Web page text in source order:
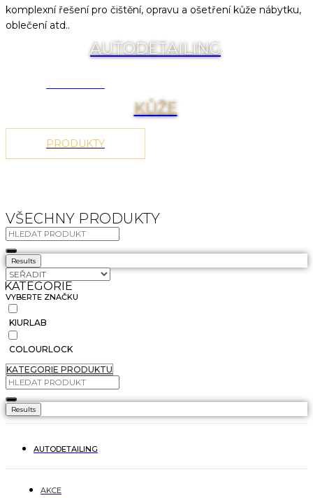
komplexní řešení pro čištění, opravu a ošetření kůže nábytku,
oblečení atd..
AUTODETAILING
KŮŽE
PRODUKTY
VŠECHNY PRODUKTY
Results
KATEGORIE
VYBERTE ZNAČKU
KIURLAB
COLOURLOCK
KATEGORIE PRODUKTU
Results
AUTODETAILING
AKCE